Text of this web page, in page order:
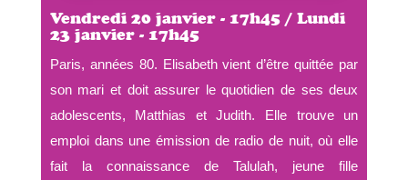
Vendredi 20 janvier - 17h45 / Lundi
23 janvier - 17h45
Paris, années 80. Elisabeth vient d’être quittée par
son mari et doit assurer le quotidien de ses deux
adolescents, Matthias et Judith. Elle trouve un
emploi dans une émission de radio de nuit, où elle
fait la connaissance de Talulah, jeune fille